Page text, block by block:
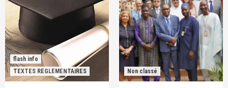
flash info
TEXTES REGLEMENTAIRES
Non classé